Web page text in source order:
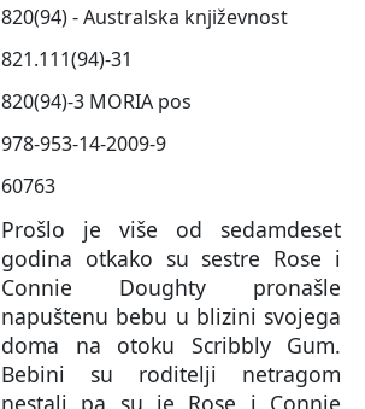
820(94) - Australska književnost
821.111(94)-31
820(94)-3 MORIA pos
978-953-14-2009-9
60763
Prošlo je više od sedamdeset
godina otkako su sestre Rose i
Connie Doughty pronašle
napuštenu bebu u blizini svojega
doma na otoku Scribbly Gum.
Bebini su roditelji netragom
nestali pa su je Rose i Connie